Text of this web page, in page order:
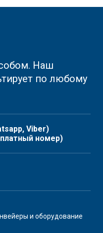
Наш
по любому
Viber)
номер)
и оборудование